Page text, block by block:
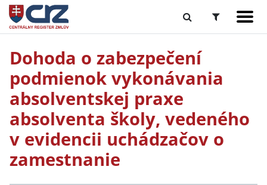
Dohoda o zabezpečení
podmienok vykonávania
absolventskej praxe
absolventa školy, vedeného
v evidencii uchádzačov o
zamestnanie